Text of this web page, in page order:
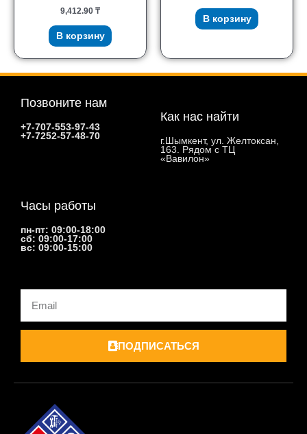
9,412.90 ₸
В корзину
В корзину
Позвоните нам
+7-707-553-97-43
+7-7252-57-48-70
Как нас найти
г.Шымкент, ул. Желтоксан,
163. Рядом с ТЦ
«Вавилон»
Часы работы
пн-пт: 09:00-18:00
сб: 09:00-17:00
вс: 09:00-15:00
Email
ПОДПИСАТЬСЯ